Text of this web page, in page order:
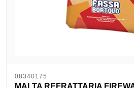
08340175
MALTA REFRATTARIA